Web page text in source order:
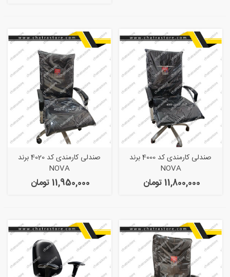
صندلی کارمندی کد 4000 برند
NOVA
11,800,000 تومان
صندلی کارمندی کد 4020 برند
NOVA
11,950,000 تومان